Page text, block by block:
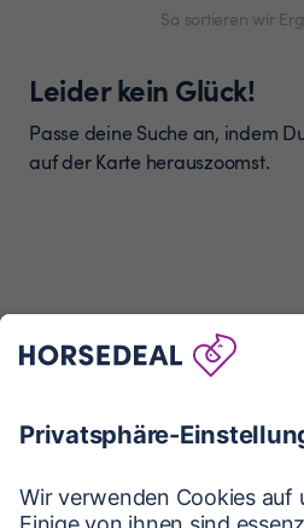
So sortieren wir
Leider kein Glück!
Passe deine Suche an, indem
auf der Karte herauszoomst.